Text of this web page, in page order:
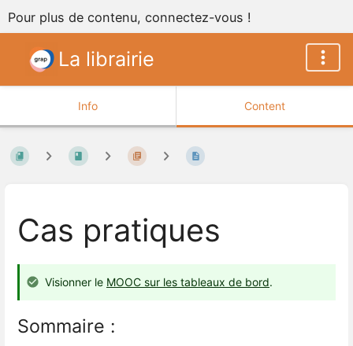
Pour plus de contenu, connectez-vous !
La librairie
Info Content
Cas pratiques
Visionner le MOOC sur les tableaux de bord.
Sommaire :